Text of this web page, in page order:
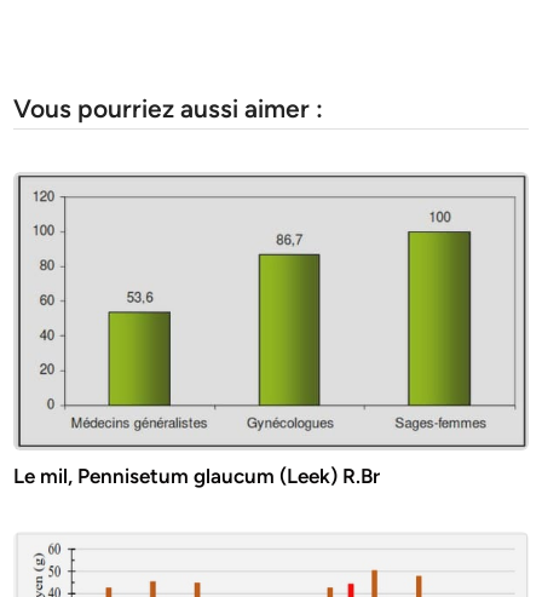
Vous pourriez aussi aimer :
Le mil, Pennisetum glaucum (Leek) R.Br